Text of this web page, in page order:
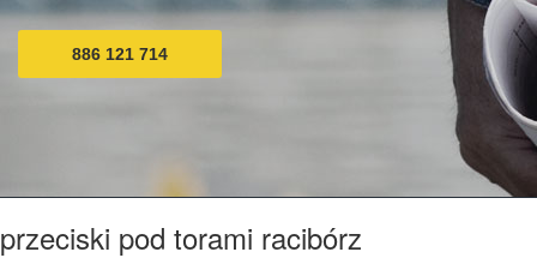
886 121 714
przeciski pod torami racibórz